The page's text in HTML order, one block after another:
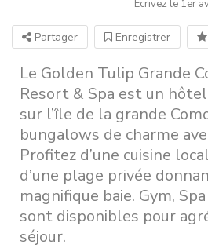
Ecrivez le 1er
Partager Enregistrer
Le Golden Tulip Grande
Resort & Spa est un
sur l’île de la grande
bungalows de charme
Profitez d’une cuisine
d’une plage privée
magnifique baie. Gym,
sont disponibles pour
séjour.